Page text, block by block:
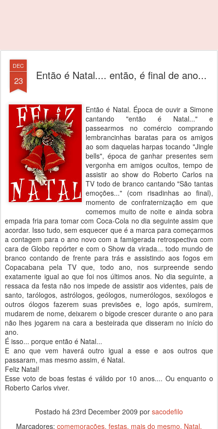
DEC
23 Então é Natal.... então, é final de ano...
Então é Natal. Época de ouvir a Simone
cantando "então é Natal..." e
passearmos no comércio comprando
lembrancinhas baratas para os amigos
ao som daquelas harpas tocando "Jingle
bells", época de ganhar presentes sem
vergonha em amigos ocultos, tempo de
assistir ao show do Roberto Carlos na
TV todo de branco cantando "São tantas
emoções..." (com risadinhas ao final),
momento de confraternização em que
comemos muito de noite e ainda sobra
empada fria para tomar com Coca-Cola no dia seguinte assim que
acordar. Isso tudo, sem esquecer que é a marca para começarmos
a contagem para o ano novo com a famigerada retrospectiva com
cara de Globo repórter e com o Show da virada... todo mundo de
branco contando de frente para trás e assistindo aos fogos em
Copacabana pela TV que, todo ano, nos surpreende sendo
exatamente igual ao que foi nos últimos anos. No dia seguinte, a
ressaca da festa não nos impede de assistir aos videntes, pais de
santo, tarólogos, astrólogos, geólogos, numerólogos, sexólogos e
outros ólogos fazerem suas previsões e, logo após, sumirem,
mudarem de nome, deixarem o bigode crescer durante o ano para
não lhes jogarem na cara a besteirada que disseram no início do
ano.
É isso... porque então é Natal...
E ano que vem haverá outro igual a esse e aos outros que
passaram, mas mesmo assim, é Natal.
Feliz Natal!
Esse voto de boas festas é válido por 10 anos.... Ou enquanto o
Roberto Carlos viver.
Postado há 23rd December 2009 por sacodefilo
Marcadores: comemorações festas mais do mesmo Natal